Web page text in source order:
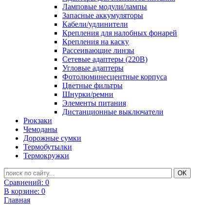
Ламповые модули/лампы
Запасные аккумуляторы
Кабели/удлинители
Крепления для налобных фонарей
Крепления на каску
Рассеивающие линзы
Сетевые адаптеры (220В)
Угловые адаптеры
Фотолюминесцентные корпуса
Цветные фильтры
Шнурки/ремни
Элементы питания
Дистанционные выключатели
Рюкзаки
Чемоданы
Дорожные сумки
Термобутылки
Термокружки
Сравнений: 0
В корзине: 0
Главная